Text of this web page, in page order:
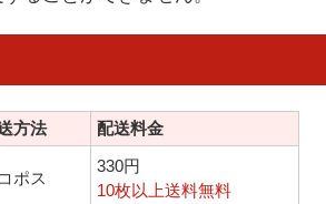
方法 配送料金
ポス
330円
10枚以上送料無料